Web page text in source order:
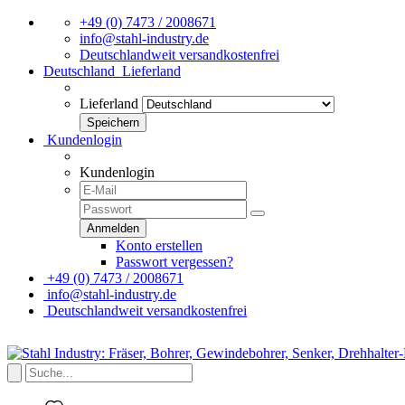
+49 (0) 7473 / 2008671
info@stahl-industry.de
Deutschlandweit versandkostenfrei
Deutschland Lieferland
Lieferland
Kundenlogin
Kundenlogin
Konto erstellen
Passwort vergessen?
+49 (0) 7473 / 2008671
info@stahl-industry.de
Deutschlandweit versandkostenfrei